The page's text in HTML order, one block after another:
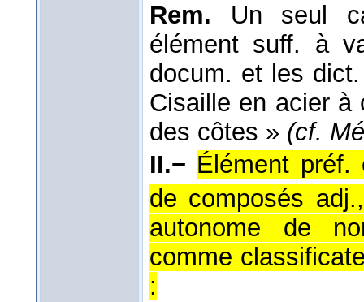
Rem. Un seul
élément suff. à
docum. et les
Cisaille en acier à
des côtes » (cf.
II.− Élément
de composés
autonome de
comme
: